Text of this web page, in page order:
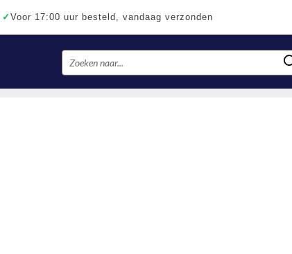
✓ Voor 17:00 uur besteld, vandaag verzonden